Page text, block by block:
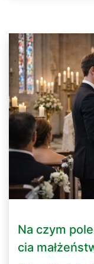
Na czym
cia